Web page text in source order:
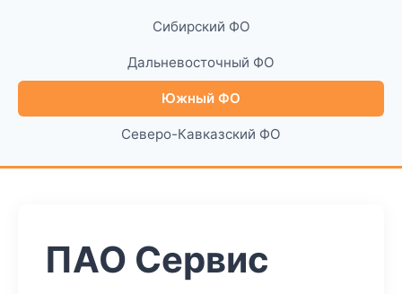
Сибирский ФО
Дальневосточный ФО
Южный ФО
Северо-Кавказский ФО
ПАО Сервис